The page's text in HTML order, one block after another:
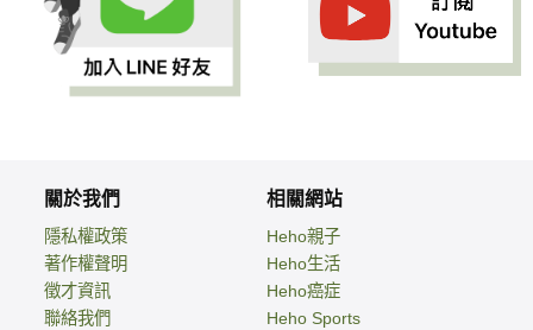
關於我們
隱私權政策
著作權聲明
徵才資訊
聯絡我們
相關網站
Heho親子
Heho生活
Heho癌症
Heho Sports